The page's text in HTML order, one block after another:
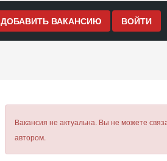
ДОБАВИТЬ ВАКАНСИЮ ВОЙТИ
Вакансия не актуальна. Вы не можете
автором.